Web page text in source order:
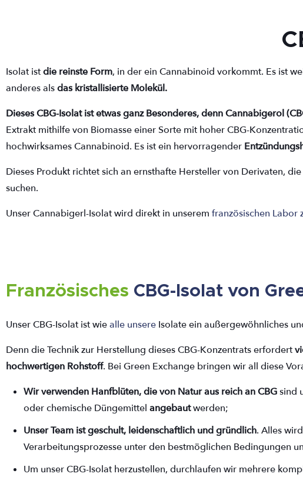
Isolat istdie reinste Form, in der ein Cannabinoid vorkommt. Es ist
anderes alsdas kristallisierte Molekül.
Dieses CBG-Isolat ist etwas ganz Besonderes, denn Cannabigerol
Extrakt mithilfe von Biomasse einer Sorte mit hoher CBG-
hochwirksames Cannabinoid. Es ist ein hervorragender
Dieses Produkt richtet sich an ernsthafte Hersteller von Derivaten,
suchen.
Unser Cannabigerl-Isolat wird direkt in unserem französischen Labor
Französisches CBG-Isolat von
Unser CBG-Isolat ist wiealle unsere Isolate ein außergewöhnliches
Denn die Technik zur Herstellung dieses CBG-Konzentrats erfordert
hochwertigen Rohstoff. Bei Green Exchange bringen wir all diese
Wir verwenden Hanfblüten, die von Natur aus reich an CBGsind
oder chemische Düngemittel angebautwerden;
Unser Team ist geschult, leidenschaftlich und gründlich. Alles
Verarbeitungsprozesse unter den bestmöglichen Bedingungen
Um unser CBG-Isolat herzustellen, durchlaufen wir mehrere